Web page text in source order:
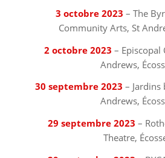
3 octobre 2023 – The
Community Arts, St
2 octobre 2023 – Episcopal
Andrews,
30 septembre 2023 – Jardins
Andrews,
29 septembre 2023 –
Theatre,